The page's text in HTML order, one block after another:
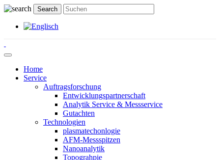
Home
Service
Auftragsforschung
Entwicklungspartnerschaft
Analytik Service & Messservice
Gutachten
Technologien
plasmatechonlogie
AFM-Messspitzen
Nanoanalytik
Topograhpie